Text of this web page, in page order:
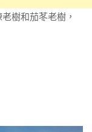
樹和茄苳老樹，